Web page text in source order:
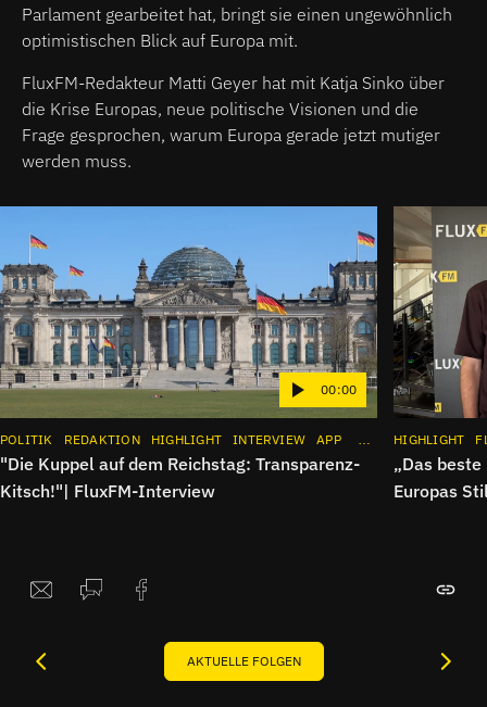
Parlament gearbeitet hat, bringt sie einen ungewöhnlich
optimistischen Blick auf Europa mit.
FluxFM-Redakteur Matti Geyer hat mit Katja Sinko über
die Krise Europas, neue politische Visionen und die
Frage gesprochen, warum Europa gerade jetzt mutiger
werden muss.
00:00
POLITIK REDAKTION HIGHLIGHT INTERVIEW APP BÜCHER
"Die Kuppel auf dem Reichstag: Transparenz-
Kitsch!"| FluxFM-Interview
HIGHLIGHT
„Das
Europas
AKTUELLE FOLGEN